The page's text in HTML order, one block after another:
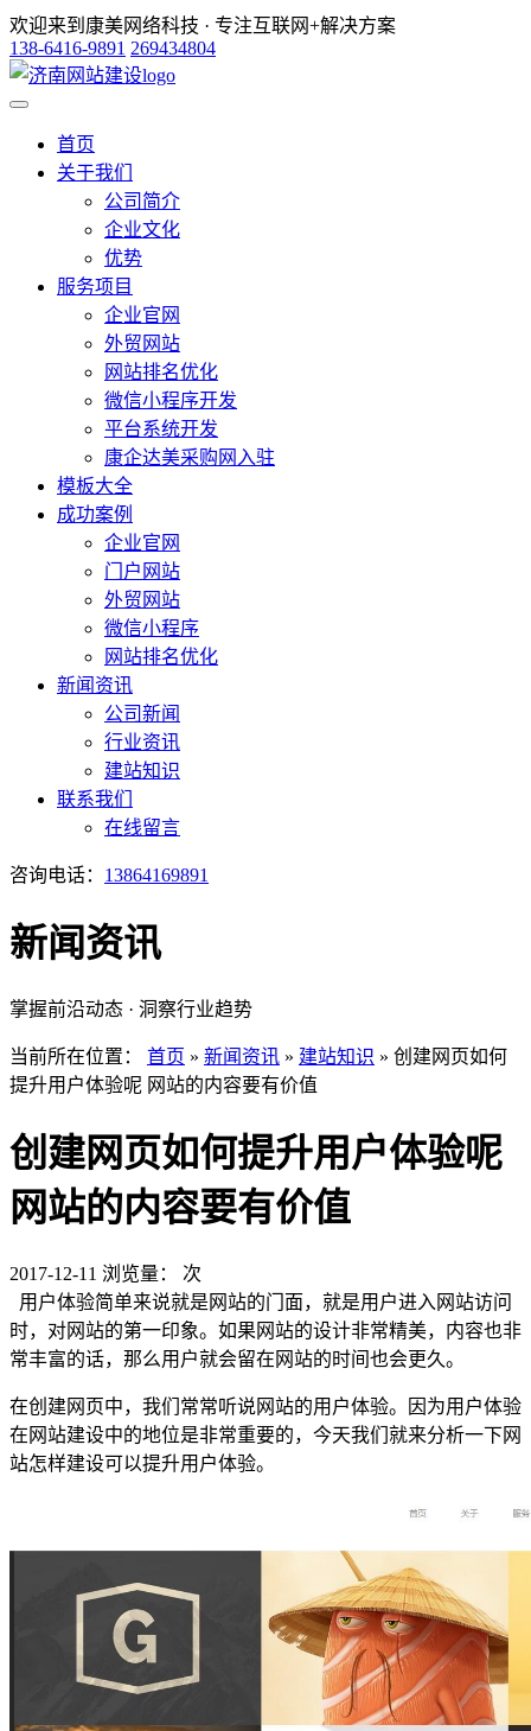
欢迎来到康美网络科技 · 专注互联网+解决方案
138-6416-9891 269434804
首页
关于我们
公司简介
企业文化
优势
服务项目
企业官网
外贸网站
网站排名优化
微信小程序开发
平台系统开发
康企达美采购网入驻
模板大全
成功案例
企业官网
门户网站
外贸网站
微信小程序
网站排名优化
新闻资讯
公司新闻
行业资讯
建站知识
联系我们
在线留言
咨询电话： 13864169891
新闻资讯
掌握前沿动态 · 洞察行业趋势
当前所在位置： 首页 » 新闻资讯 » 建站知识 » 创建网页如何
提升用户体验呢 网站的内容要有价值
创建网页如何提升用户体验呢
网站的内容要有价值
2017-12-11 浏览量：
次
用户体验简单来说就是网站的门面，就是用户进入网站访问
时，对网站的第一印象。如果网站的设计非常精美，内容也非
常丰富的话，那么用户就会留在网站的时间也会更久。
在创建网页中，我们常常听说网站的用户体验。因为用户体验
在网站建设中的地位是非常重要的，今天我们就来分析一下网
站怎样建设可以提升用户体验。